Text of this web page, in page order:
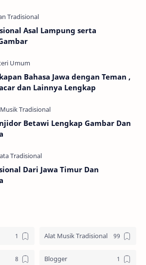
Asal Lampung serta
Bahasa Jawa dengan Teman ,
dan Lainnya Lengkap
Betawi Lengkap Gambar Dan
Dari Jawa Timur Dan
Alat Musik Tradisional
Blogger